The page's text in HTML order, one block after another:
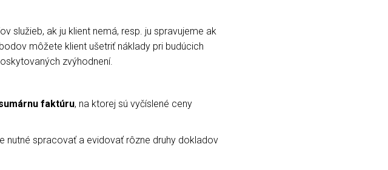
služieb, ak ju klient nemá, resp. ju spravujeme ak
môžete klient ušetriť náklady pri budúcich
zvýhodnení.
faktúru, na ktorej sú vyčíslené ceny
nutné spracovať a evidovať rôzne druhy dokladov